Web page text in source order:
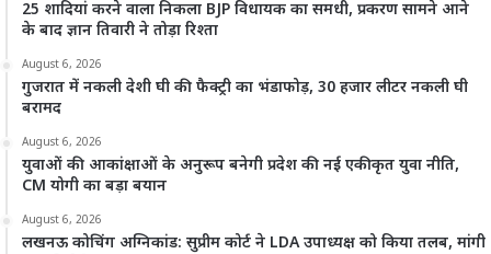
25 शादियां करने वाला निकला BJP विधायक का समधी, प्रकरण सामने आने
के बाद ज्ञान तिवारी ने तोड़ा रिश्ता
August 6, 2026
गुजरात में नकली देशी घी की फैक्ट्री का भंडाफोड़, 30 हजार लीटर नकली घी
बरामद
August 6, 2026
युवाओं की आकांक्षाओं के अनुरूप बनेगी प्रदेश की नई एकीकृत युवा नीति,
CM योगी का बड़ा बयान
August 6, 2026
लखनऊ कोचिंग अग्निकांड: सुप्रीम कोर्ट ने LDA उपाध्यक्ष को किया तलब, मांगी